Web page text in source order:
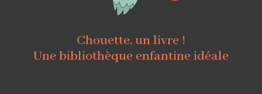
Chouette, un livre !
Une bibliothèque enfantine idéale